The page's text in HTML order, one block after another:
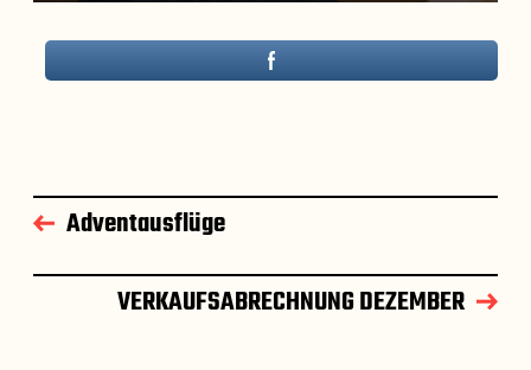
Adventausflüge
VERKAUFSABRECHNUNG DEZEMBER